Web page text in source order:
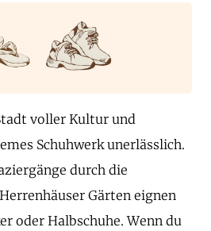
voller Kultur und
Schuhwerk unerlässlich.
durch die
Gärten eignen
oder Halbschuhe. Wenn du